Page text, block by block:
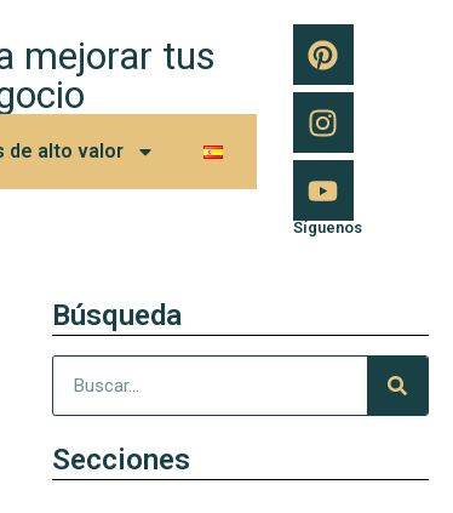
mejorar tus
de alto valor
Síguenos
Búsqueda
Secciones